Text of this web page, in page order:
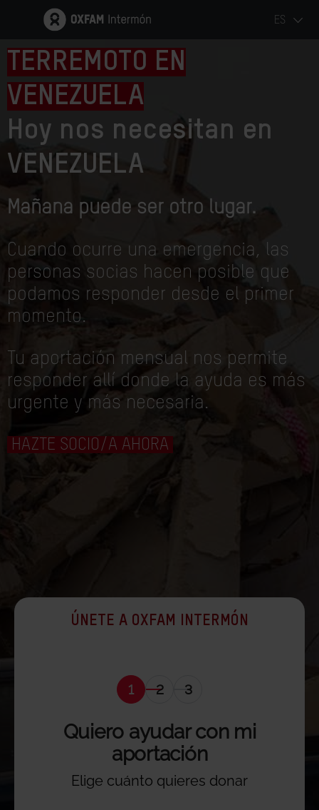
ES
TERREMOTO EN
VENEZUELA
Hoy nos necesitan en
VENEZUELA
Mañana puede ser otro lugar.
Cuando ocurre una emergencia, las
personas socias hacen posible que
podamos responder desde el primer
momento.
Tu aportación mensual nos permite
responder allí donde la ayuda es más
urgente y más necesaria.
HAZTE SOCIO/A AHORA
ÚNETE A OXFAM INTERMÓN